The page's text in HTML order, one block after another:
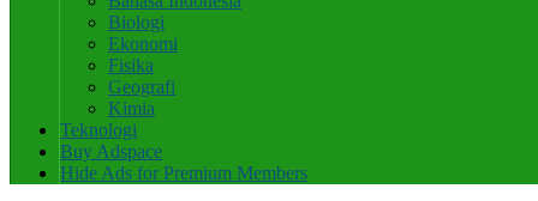
Biologi
Ekonomi
Fisika
Geografi
Kimia
Teknologi
Buy Adspace
Hide Ads for Premium Members